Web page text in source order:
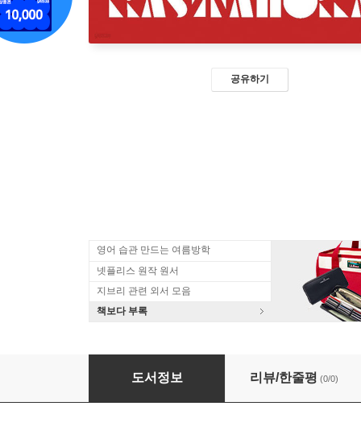
공유하기
영어 습관 만드는 여름방학
넷플리스 원작 원서
지브리 관련 외서 모음
책보다 부록
Baron Wenckheim's Homecoming
도서정보 리뷰/한줄평 (0/0)